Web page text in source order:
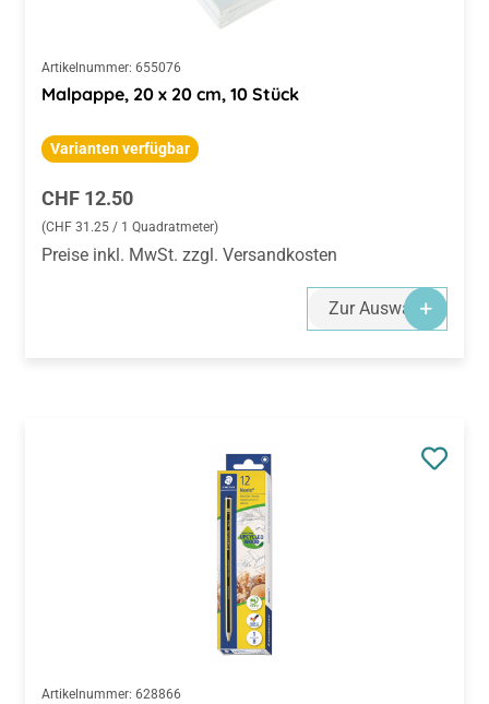
Artikelnummer: 655076
Malpappe, 20 x 20 cm, 10 Stück
Varianten verfügbar
Regulärer Preis:
CHF 12.50
(CHF 31.25 / 1 Quadratmeter)
Preise inkl. MwSt. zzgl. Versandkosten
Zur Auswahl
Artikelnummer: 628866